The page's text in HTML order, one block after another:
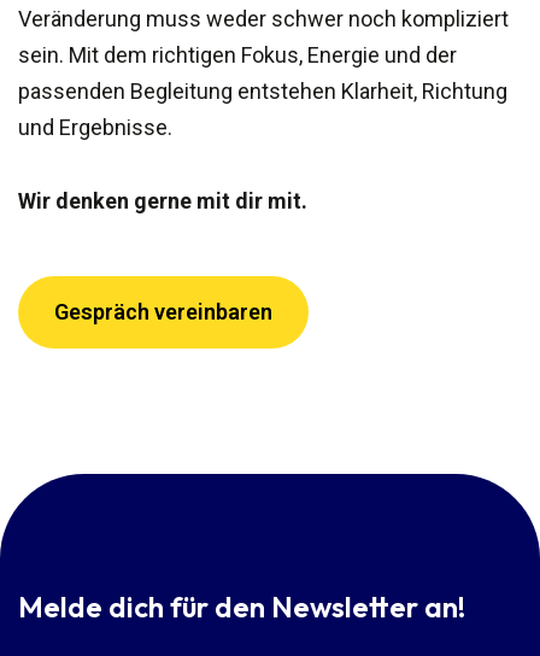
Veränderung muss weder schwer noch kompliziert
sein. Mit dem richtigen Fokus, Energie und der
passenden Begleitung entstehen Klarheit, Richtung
und Ergebnisse.
Wir denken gerne mit dir mit.
Gespräch vereinbaren
Melde dich für den Newsletter an!